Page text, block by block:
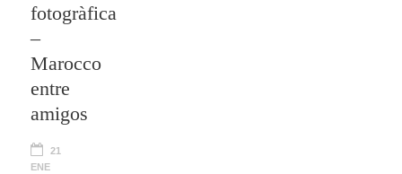
fotogràfica
–
Marocco
entre
amigos
21
ENE